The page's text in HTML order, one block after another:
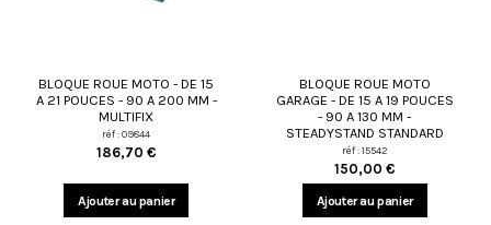
BLOQUE ROUE MOTO - DE 15
A 21 POUCES - 90 A 200 MM -
MULTIFIX
réf : 09844
186,70 €
Ajouter au panier
BLOQUE ROUE MOTO
GARAGE - DE 15 A 19 POUCES
- 90 A 130 MM -
STEADYSTAND STANDARD
réf : 15542
150,00 €
Ajouter au panier